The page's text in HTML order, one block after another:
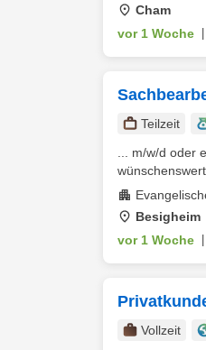
Cham
vor 1 Woche
Teilzeit
... m/w/d oder
Besigheim
vor 1 Woche
Vollzeit